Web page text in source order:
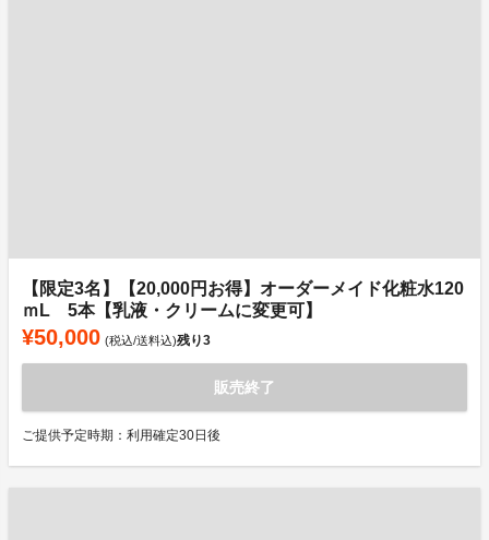
【限定3名】【20,000円お得】オーダーメイド化粧水120
ｍL 5本【乳液・クリームに変更可】
¥50,000 (税込/送料込)残り3
販売終了
ご提供予定時期：利用確定30日後